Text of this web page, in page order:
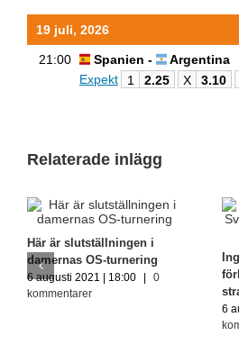
19 juli, 2026
21:00 Spanien -
Argentina
Expekt
1 2.25 X 3.10
Relaterade inlägg
–
Så slutade herrarnas OS-
turnering – placering för
placering